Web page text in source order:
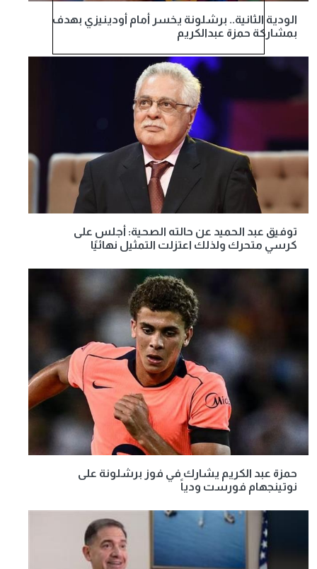
الودية الثانية.. برشلونة يخسر أمام أودينيزي بهدف
بمشاركة حمزة عبدالكريم
توفيق عبد الحميد عن حالته الصحية: أجلس على
كرسي متحرك ولذلك اعتزلت التمثيل نهائيًا
حمزة عبد الكريم يشارك في فوز برشلونة على
نوتينجهام فورست ودياً